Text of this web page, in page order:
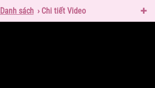
Danh sách › Chi tiết Video ✚